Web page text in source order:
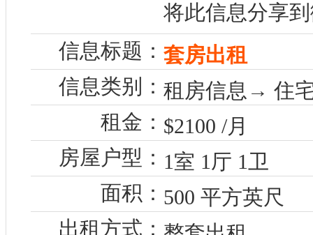
将此信息分享
信息标题： 套房出租
信息类别： 租房信息→ 住
租金： $2100 /月
房屋户型： 1室 1厅 1卫
面积： 500 平方英尺
出租方式：